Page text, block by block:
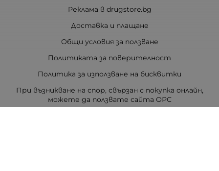
Реклама в drugstore.bg
Доставка и плащане
Общи условия за ползване
Политиката за поверителност
Политика за използване на бисквитки
При възникване на спор, свързан с покупка онлайн,
можете да ползвате сайта ОРС